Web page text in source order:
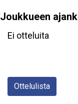
Joukkueen
Ei otteluita
Ottelulista